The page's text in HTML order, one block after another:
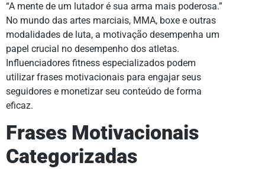
“A mente de um lutador é sua arma mais poderosa.”
No mundo das artes marciais, MMA, boxe e outras
modalidades de luta, a motivação desempenha um
papel crucial no desempenho dos atletas.
Influenciadores fitness especializados podem
utilizar frases motivacionais para engajar seus
seguidores e monetizar seu conteúdo de forma
eficaz.
Frases Motivacionais
Categorizadas